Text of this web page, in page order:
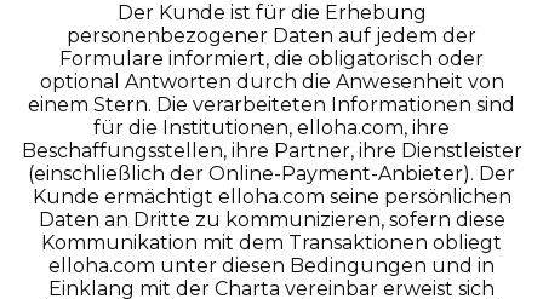
Der Kunde ist für die Erhebung
personenbezogener Daten auf jedem der
Formulare informiert, die obligatorisch oder
optional Antworten durch die Anwesenheit von
einem Stern. Die verarbeiteten Informationen sind
für die Institutionen, elloha.com, ihre
Beschaffungsstellen, ihre Partner, ihre Dienstleister
(einschließlich der Online-Payment-Anbieter). Der
Kunde ermächtigt elloha.com seine persönlichen
Daten an Dritte zu kommunizieren, sofern diese
Kommunikation mit dem Transaktionen obliegt
elloha.com unter diesen Bedingungen und in
Einklang mit der Charta vereinbar erweist sich